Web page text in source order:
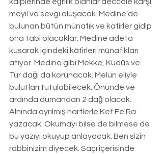
meyil ve sevgi oluşacak. Medine'de
bulunan bütün münafık ve kafirler gidip
ona tabi olacaklar. Medine adeta
kusarak içindeki kâfirleri münafıkları
atıyor. Medine gibi Mekke, Kudüs ve
Tur dağı da korunacak. Melun eliyle
bulutları tutulabilecek. Önünde ve
ardında dumandan 2 dağ olacak.
Alnında ayrılmış harflerle Kef Fe Ra
yazacak. Okumayı bilse de bilmese de
bu yazıyı okuyup anlayacak. Ben sizin
rabbinizim diyecek. Saçı içerisinde